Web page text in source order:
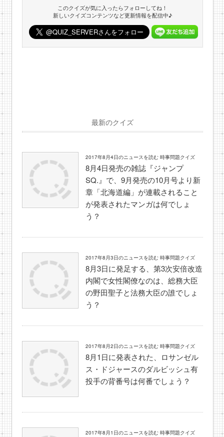
このクイズが気に入ったらフォローしてね！
新しいクイズコンテンツなど更新情報を配信中♪
最新のクイズ
2017年8月4日のニュースを読む 時事問題クイズ
8月4日発売の雑誌『ジャンプ
SQ.』で、9月発売の10月号より新
章「北海道編」が連載されること
が発表されたマンガは何でしょ
う？
2017年8月3日のニュースを読む 時事問題クイズ
8月3日に発足する、第3次安倍改造
内閣で女性閣僚なのは、総務大臣
の野田聖子と法務大臣の誰でしょ
う？
2017年8月2日のニュースを読む 時事問題クイズ
8月1日に発表された、ロサンゼル
ス・ドジャースのダルビッシュ有
投手の背番号は何番でしょう？
2017年8月1日のニュースを読む 時事問題クイズ